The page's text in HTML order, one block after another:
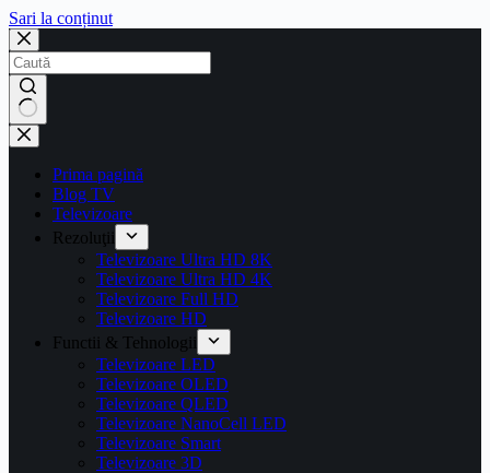
Sari la conținut
Prima pagină
Blog TV
Televizoare
Rezoluţii
Televizoare Ultra HD 8K
Televizoare Ultra HD 4K
Televizoare Full HD
Televizoare HD
Functii & Tehnologii
Televizoare LED
Televizoare OLED
Televizoare QLED
Televizoare NanoCell LED
Televizoare Smart
Televizoare 3D